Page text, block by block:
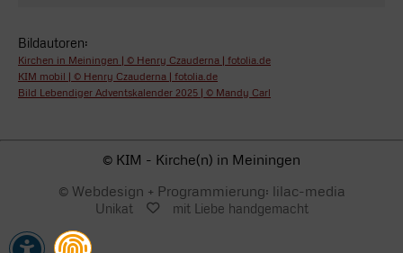
Bildautoren:
Kirchen in Meiningen | © Henry Czauderna | fotolia.de
KIM mobil | © Henry Czauderna | fotolia.de
Bild Lebendiger Adventskalender 2025 | © Mandy Carl
© KIM - Kirche(n) in Meiningen
© Webdesign + Programmierung: lilac-media
Unikat mit Liebe handgemacht